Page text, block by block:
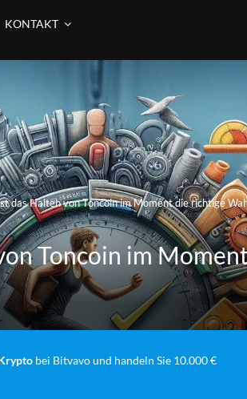
KONTAKT
das Halten von Toncoin im Moment die richtige
Toncoin im
bei Bitvavo und handeln Sie 10.000 €